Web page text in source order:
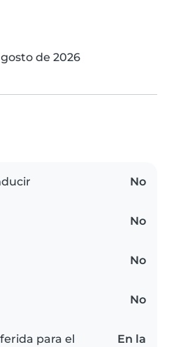
de 2026
No
No
No
No
para el
En la